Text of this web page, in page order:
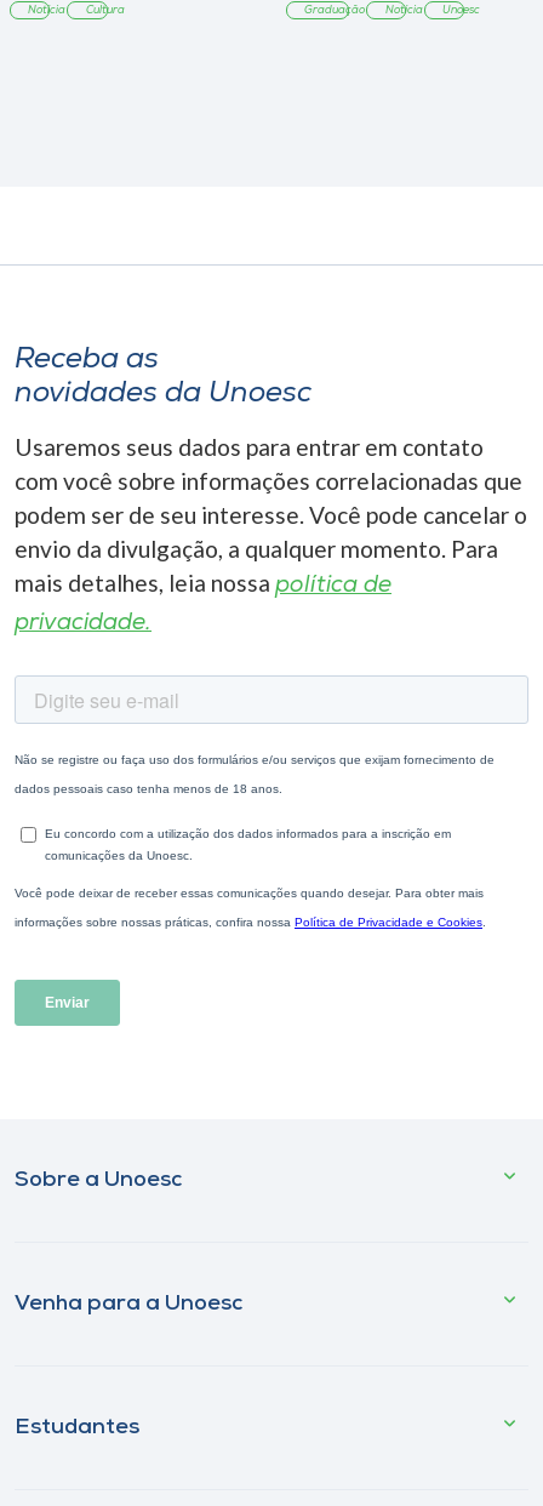
Notícia Cultura Graduação Notícia Unoesc
Receba as
novidades da Unoesc
Usaremos seus dados para entrar em contato
com você sobre informações correlacionadas que
podem ser de seu interesse. Você pode cancelar o
envio da divulgação, a qualquer momento. Para
mais detalhes, leia nossa política de
privacidade.
Sobre a Unoesc
Venha para a Unoesc
Estudantes